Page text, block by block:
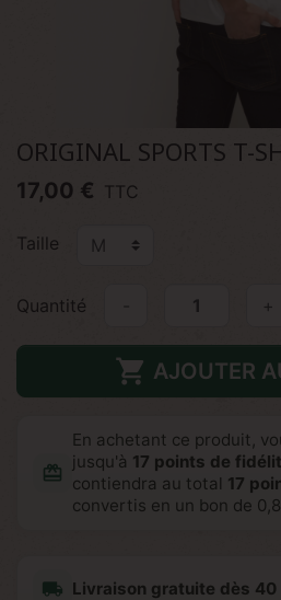
ORIGINAL SPORTS T-
17,00 € TTC
Taille
Quantité +
 AJOUTER
redeem
En achetant ce produit,
jusqu'à 17 points de
contiendra au total 17
convertis en un bon de
local_shipping Livraison gratuite dès